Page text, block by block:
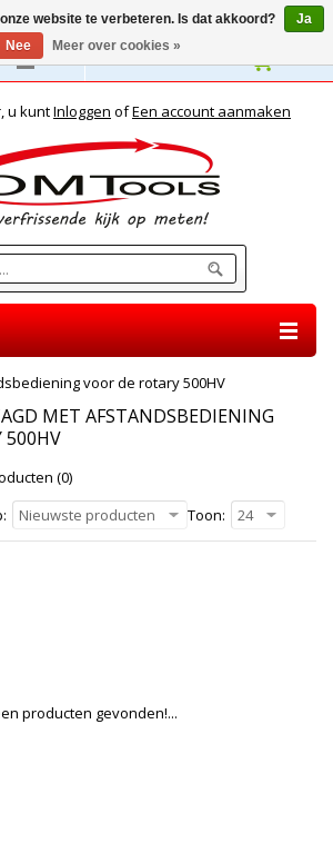
u kuntInloggen ofEen account aanmaken
voor de rotary 500HV
MET AFSTANDSBEDIENING
500HV
(0)
Nieuwste producten Toon: 24
producten gevonden!...
website te verbeteren. Is dat akkoord?
Ja
Nee
Meer over cookies »